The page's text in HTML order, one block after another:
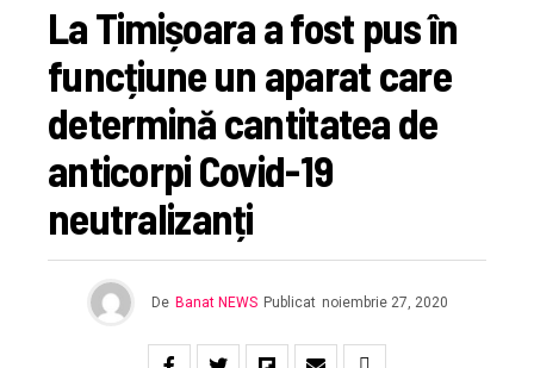
La Timișoara a fost pus în
funcțiune un aparat care
determină cantitatea de
anticorpi Covid-19
neutralizanți
De Banat NEWS Publicat noiembrie 27, 2020